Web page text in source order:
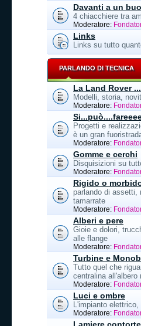
Davanti a un
4 chiacchiere tra
Moderatore:
Links
Links su tutto
PARLANDO DI TECNICA
La Land Rover
Modelli, storia,
Moderatore:
Progetti e
è un gran
Moderatore:
Gomme e cerchi
Disquisizioni su
Moderatore:
Rigido o
parlando di assetti,
tamarrate
Moderatore:
Alberi e pere
Gioie e dolori,
alle flange
Moderatore:
Turbine e
Tutto quel che
centralina all'albero
Moderatore:
Luci e ombre
L'impianto
Moderatore: